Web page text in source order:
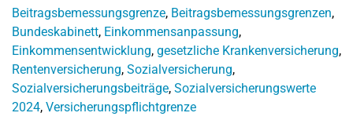
Beitragsbemessungsgrenze, Beitragsbemessungsgrenzen,
Bundeskabinett, Einkommensanpassung,
Einkommensentwicklung, gesetzliche Krankenversicherung,
Rentenversicherung, Sozialversicherung,
Sozialversicherungsbeiträge, Sozialversicherungswerte
2024, Versicherungspflichtgrenze